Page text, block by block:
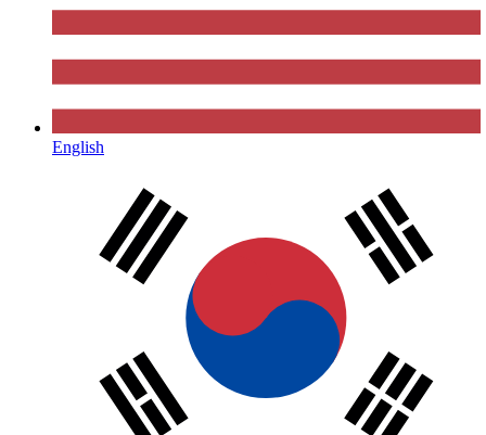
English